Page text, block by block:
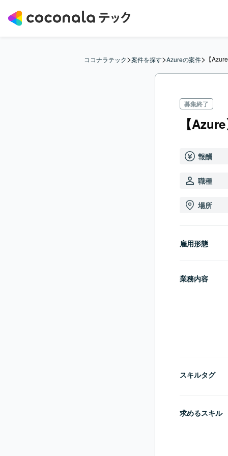
ココナラテック>案件を探す>Azureの案件> 【
募集終了
【
報酬
職種
場所
雇用形態
業務内容
スキルタグ
求めるスキル